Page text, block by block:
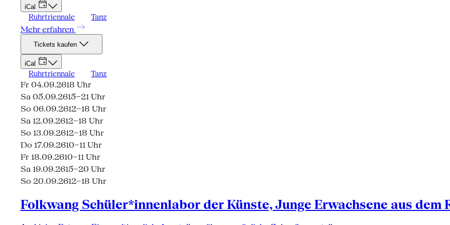
iCal
Ruhrtriennale Tanz
Mehr erfahren
Tickets kaufen
iCal
Ruhrtriennale Tanz
Fr 04.09.2618 Uhr
Sa 05.09.2615–21 Uhr
So 06.09.2612–18 Uhr
Sa 12.09.2612–18 Uhr
So 13.09.2612–18 Uhr
Do 17.09.2610–11 Uhr
Fr 18.09.2610–11 Uhr
Sa 19.09.2615–20 Uhr
So 20.09.2612–18 Uhr
Folkwang Schüler*innenlabor der Künste, Junge Erwachsene aus dem